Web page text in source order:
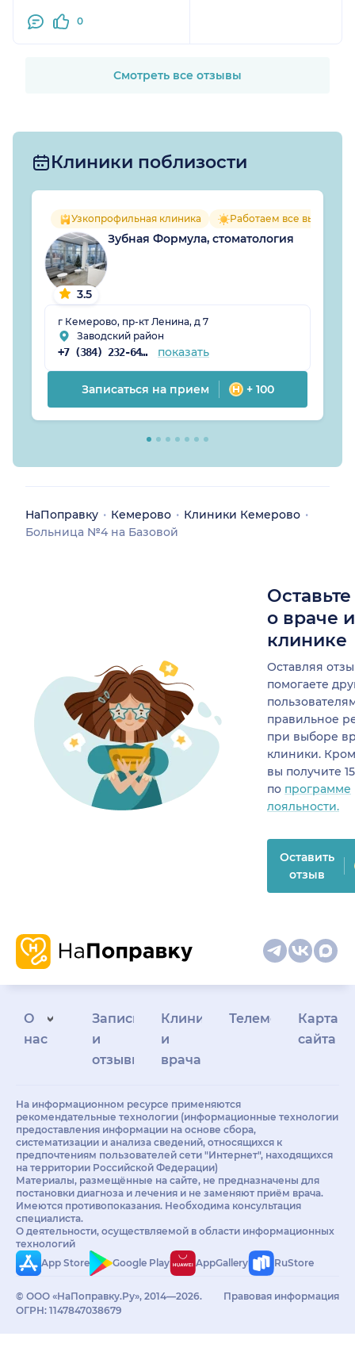
которые так необходимы
рекомендую этого
0
Смотреть все отзывы
Клиники поблизости
Узкопрофильная клиника Работаем все выходные
3.5
Зубная Формула, стоматология
г Кемерово, пр-кт Ленина, д 7
Заводский район
+7 (384) 232-64-92 показать
Записаться на прием + 100
НаПоправку Кемерово
Клиники Кемерово
Больница №4 на Базовой
о враче
клинике
Оставляя
помогаете
правильное
при выборе
клиники.
вы получите
по программе
лояльности.
Оставить
отзыв
О
нас
Запись
и
отзывы
Клиникам
и
врачам
Телемедицина
Карта
сайта
На информационном ресурсе применяются
рекомендательные технологии (информационные технологии
предоставления информации на основе сбора,
систематизации и анализа сведений, относящихся к
предпочтениям пользователей сети "Интернет", находящихся
на территории Российской Федерации)
Материалы, размещённые на сайте, не предназначены для
постановки диагноза и лечения и не заменяют приём врача.
Имеются противопоказания. Необходима консультация
специалиста.
О деятельности, осуществляемой в области информационных
технологий
App Store
Google Play AppGallery RuStore
© ООО «НаПоправку.Ру», 2014—2026.
ОГРН: 1147847038679
Правовая информация